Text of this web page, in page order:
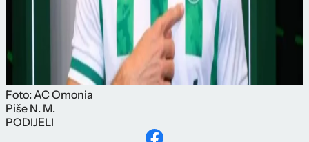
Foto: AC Omonia
Piše N. M.
PODIJELI